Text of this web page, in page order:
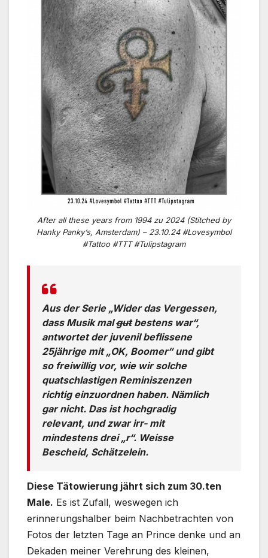
After all these years from 1994 zu 2024 (Stitched by
Hanky Panky‘s, Amsterdam) – 23.10.24 #Lovesymbol
#Tattoo #TTT #Tulipstagram
Aus der Serie „Wider das Vergessen,
dass Musik malgutbestens war“,
antwortet der juvenil beflissene
25jährige mit „OK, Boomer“ und gibt
so freiwillig vor, wie wir solche
quatschlastigen Reminiszenzen
richtig einzuordnen haben. Nämlich
gar nicht. Das ist hochgradig
relevant, und zwar irr- mit
mindestens drei „r“. Weisse
Bescheid, Schätzelein.
Diese Tätowierung jährt sich zum 30.ten
Male. Es ist Zufall, weswegen ich
erinnerungshalber beim Nachbetrachten von
Fotos der letzten Tage an Prince denke und an
Dekaden meiner Verehrung des kleinen,